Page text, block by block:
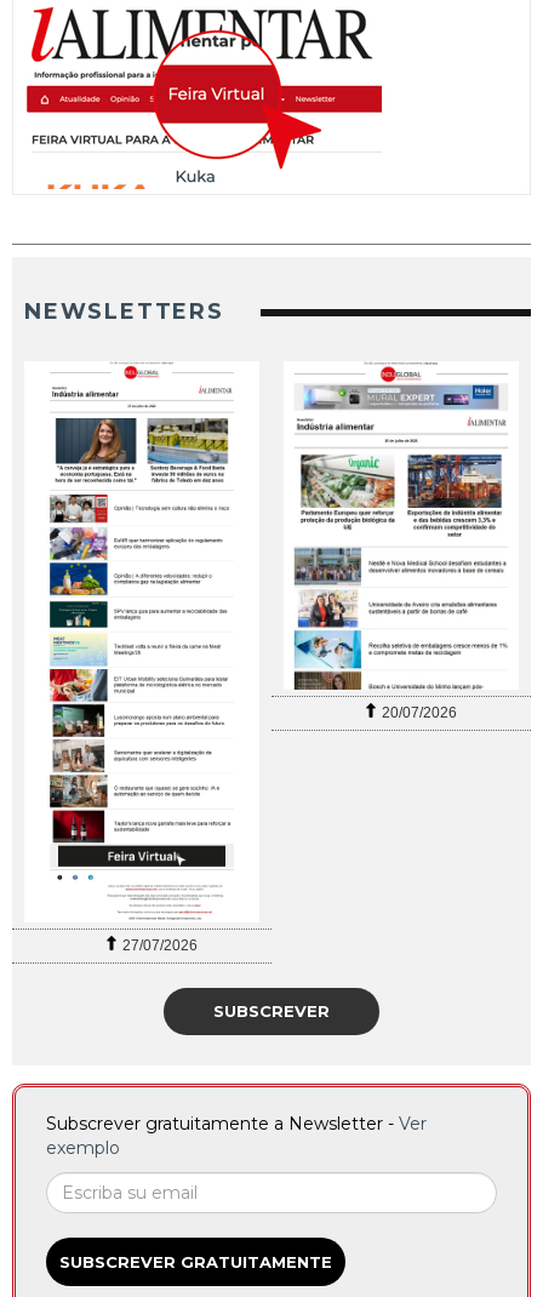
NEWSLETTERS
27/07/2026
20/07/2026
SUBSCREVER
Subscrever gratuitamente a Newsletter - Ver
exemplo
SUBSCREVER GRATUITAMENTE